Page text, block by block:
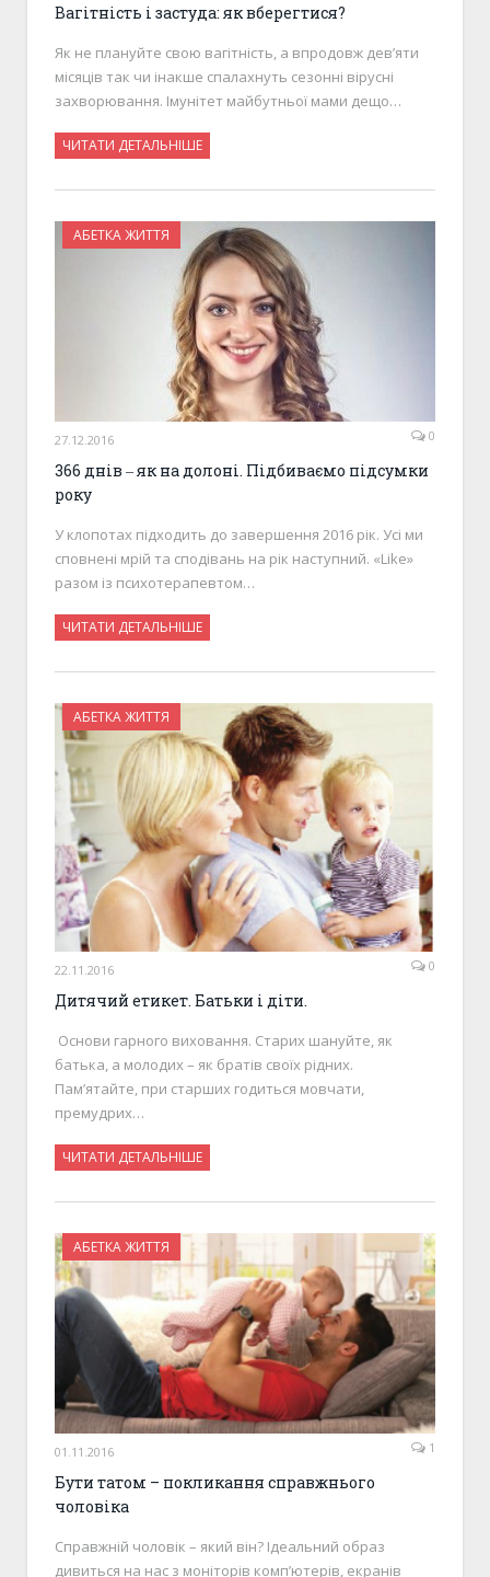
Вагітність і застуда: як вберегтися?
­­Як не плануйте свою вагітність, а впродовж дев’яти
місяців так чи інакше спалахнуть сезонні вірусні
захворювання. Імунітет майбутньої мами дещо…
ЧИТАТИ ДЕТАЛЬНІШЕ
АБЕТКА ЖИТТЯ
27.12.2016 0
366 днів ‒ як на долоні. Підбиваємо підсумки
року
У клопотах підходить до завершення 2016 рік. Усі ми
сповнені мрій та сподівань на рік наступний. «Like»
разом із психотерапевтом…
ЧИТАТИ ДЕТАЛЬНІШЕ
АБЕТКА ЖИТТЯ
22.11.2016 0
Дитячий етикет. Батьки і діти.
Основи гарного виховання. Старих шануйте, як
батька, а молодих – як братів своїх рідних.
Пам’ятайте, при старших годиться мовчати,
премудрих…
ЧИТАТИ ДЕТАЛЬНІШЕ
АБЕТКА ЖИТТЯ
01.11.2016 1
Бути татом – покликання справжнього
чоловіка
Справжній чоловік – який він? Ідеальний образ
дивиться на нас з моніторів комп’ютерів, екранів